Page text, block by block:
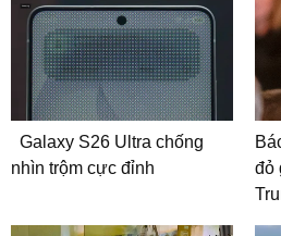
Galaxy S26 Ultra chống
nhìn trộm cực đỉnh
đỏ